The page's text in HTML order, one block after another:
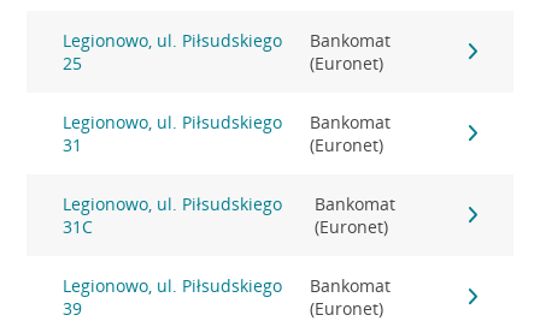
Legionowo, ul. Piłsudskiego
25
Bankomat
(Euronet)
Legionowo, ul. Piłsudskiego
31
Bankomat
(Euronet)
Legionowo, ul. Piłsudskiego
31C
Bankomat
(Euronet)
Legionowo, ul. Piłsudskiego
39
Bankomat
(Euronet)